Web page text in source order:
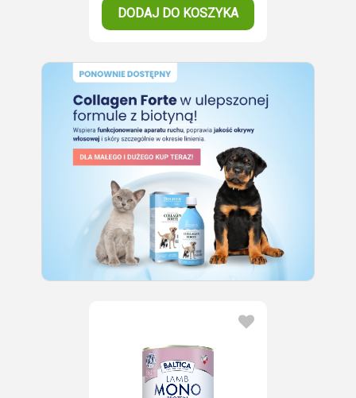
DODAJ DO KOSZYKA